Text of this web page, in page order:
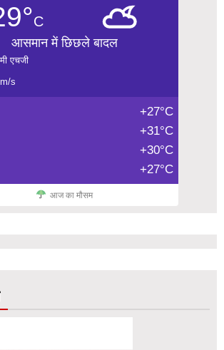
C
आसमान में छिछले बादल
एचजी
m/s
+27°C
+31°C
+30°C
+27°C
आज का मौसम